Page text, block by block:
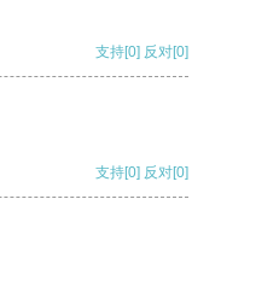
支持[0] 反对[0]
支持[0] 反对[0]